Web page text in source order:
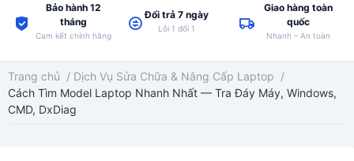
Bảo hành 12
tháng
Cam kết chính hãng
Đổi trả 7 ngày
Lỗi 1 đổi 1
Giao hàng toàn
quốc
Nhanh – An toàn
Trang chủ / Dịch Vụ Sửa Chữa & Nâng Cấp Laptop /
Cách Tìm Model Laptop Nhanh Nhất — Tra Đáy Máy, Windows,
CMD, DxDiag